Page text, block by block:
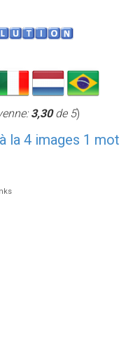
3,30de 5)
la 4 images 1 mot